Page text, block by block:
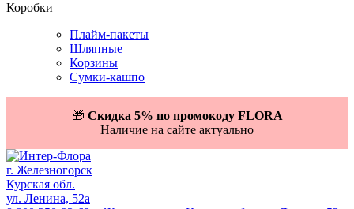
Коробки
Плайм-пакеты
Шляпные
Корзины
Сумки-кашпо
🎁 Скидка 5% по промокоду FLORA
Наличие на сайте актуально
г. Железногорск
Курская обл.
ул. Ленина, 52а